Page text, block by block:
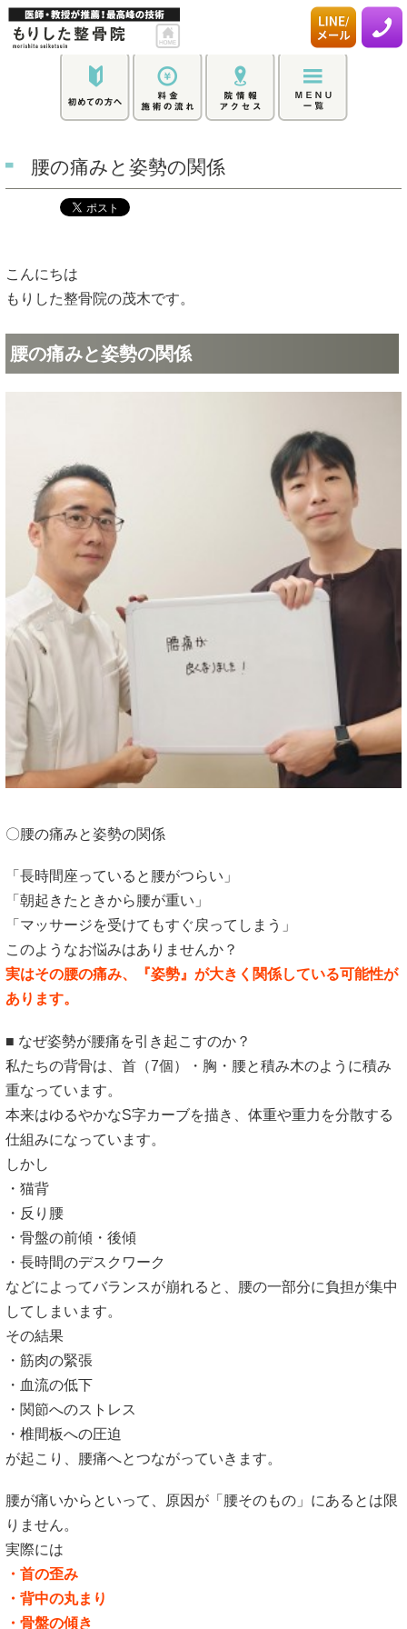
腰の痛みと姿勢の関係
こんにちは
もりした整骨院の茂木です。
腰の痛みと姿勢の関係
〇腰の痛みと姿勢の関係
「長時間座っていると腰がつらい」
「朝起きたときから腰が重い」
「マッサージを受けてもすぐ戻ってしまう」
このようなお悩みはありませんか？
実はその腰の痛み、『姿勢』が大きく関係している可能性が
あります。
■ なぜ姿勢が腰痛を引き起こすのか？
私たちの背骨は、首（7個）・胸・腰と積み木のように積み
重なっています。
本来はゆるやかなS字カーブを描き、体重や重力を分散する
仕組みになっています。
しかし
・猫背
・反り腰
・骨盤の前傾・後傾
・長時間のデスクワーク
などによってバランスが崩れると、腰の一部分に負担が集中
してしまいます。
その結果
・筋肉の緊張
・血流の低下
・関節へのストレス
・椎間板への圧迫
が起こり、腰痛へとつながっていきます。
腰が痛いからといって、原因が「腰そのもの」にあるとは限
りません。
実際には
・首の歪み
・背中の丸まり
・骨盤の傾き